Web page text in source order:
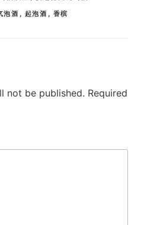
泡酒 , 起泡酒 , 香槟
not be published. Required